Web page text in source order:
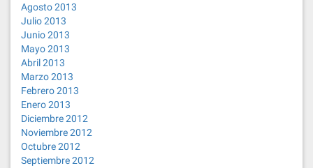
Agosto 2013
Julio 2013
Junio 2013
Mayo 2013
Abril 2013
Marzo 2013
Febrero 2013
Enero 2013
Diciembre 2012
Noviembre 2012
Octubre 2012
Septiembre 2012